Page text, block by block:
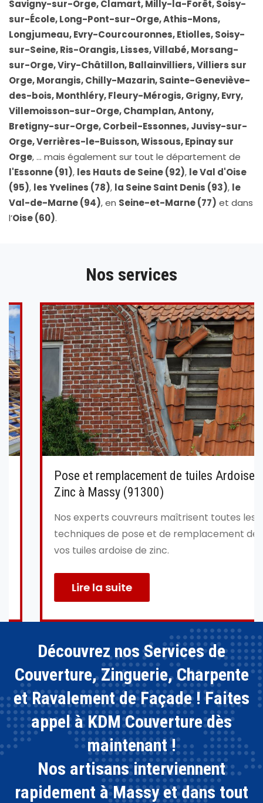
Savigny-sur-Orge, Clamart, Milly-la-Forêt, Soisy-
sur-École, Long-Pont-sur-Orge, Athis-Mons,
Longjumeau, Evry-Courcouronnes, Etiolles, Soisy-
sur-Seine, Ris-Orangis, Lisses, Villabé, Morsang-
sur-Orge, Viry-Châtillon, Ballainvilliers, Villiers sur
Orge, Morangis, Chilly-Mazarin, Sainte-Geneviève-
des-bois, Monthléry, Fleury-Mérogis, Grigny, Evry,
Villemoisson-sur-Orge, Champlan, Antony,
Bretigny-sur-Orge, Corbeil-Essonnes, Juvisy-sur-
Orge, Verrières-le-Buisson, Wissous, Epinay sur
Orge, … mais également sur tout le département de
l'Essonne (91), les Hauts de Seine (92), le Val d'Oise
(95), les Yvelines (78), la Seine Saint Denis (93), le
Val-de-Marne (94), en Seine-et-Marne (77) et dans
l’Oise (60).
Nos services
Pose et remplacement de tuiles Ardoise et
Zinc à Massy (91300)
Nos experts couvreurs maîtrisent toutes les
techniques de pose et de remplacement de
vos tuiles ardoise de zinc.
Lire la suite
Découvrez nos Services de
Couverture, Zinguerie, Charpente
et Ravalement de Façade ! Faites
appel à KDM Couverture dès
maintenant !
Nos artisans interviennent
rapidement à Massy et dans tout